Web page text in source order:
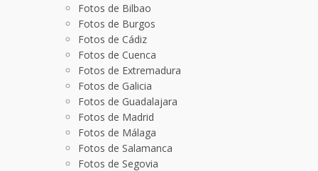
Fotos de Bilbao
Fotos de Burgos
Fotos de Cádiz
Fotos de Cuenca
Fotos de Extremadura
Fotos de Galicia
Fotos de Guadalajara
Fotos de Madrid
Fotos de Málaga
Fotos de Salamanca
Fotos de Segovia